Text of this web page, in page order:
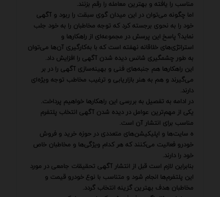
مناسب را یافته و بهترین معامله را رقم بزنند.
اما چگونه می‌توان در این میدان گوی سبقت را ربود و آگهی
خود را به نحوی برجسته کرد که توجه مخاطبان را به خود جلب
نماید؟ پاسخ این پرسش در مجموعه‌ای از راهکارها و
استراتژی‌های خلاقانه نهفته است که با به‌کارگیری آن‌ها می‌توان
به طور چشمگیری شانس دیده شدن آگهی را افزایش داد.
این راهکارها هم جنبه‌های فنی و بهینه‌سازی آگهی را در بر
می‌گیرند و هم به هنر بازاریابی و ترغیب مخاطب توجه ویژه‌ای
دارند.
در ادامه به تفصیل به بررسی این راهکارها خواهیم پرداخت.
یکی از مهم‌ترین عوامل در دیده شدن آگهی انتخاب پلتفرم
مناسب برای انتشار آن است.
ه سایت‌ها و اپلیکیشن‌های متعددی در حوزه خرید و فروش
خودرو فعالیت می‌کنند که هر کدام ویژگی‌ها و مخاطبان خاص
خود را دارند.
بنابراین لازم است قبل از انتشار آگهی تحقیقات جامعی در مورد
این پلتفرم‌ها انجام شود و متناسب با نوع خودرو قیمت و
مخاطبان هدف بهترین گزینه انتخاب گردد.